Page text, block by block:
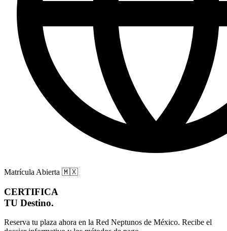
Matrícula Abierta 🇲🇽
CERTIFICA
TU Destino.
Reserva tu plaza ahora en la Red Neptunos de México. Recibe el